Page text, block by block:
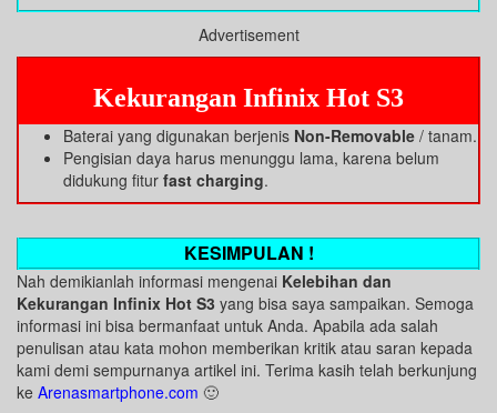
Advertisement
Kekurangan Infinix Hot S3
Baterai yang digunakan berjenis Non-Removable / tanam.
Pengisian daya harus menunggu lama, karena belum
didukung fitur fast charging.
KESIMPULAN !
Nah demikianlah informasi mengenai Kelebihan dan
Kekurangan Infinix Hot S3 yang bisa saya sampaikan. Semoga
informasi ini bisa bermanfaat untuk Anda. Apabila ada salah
penulisan atau kata mohon memberikan kritik atau saran kepada
kami demi sempurnanya artikel ini. Terima kasih telah berkunjung
ke Arenasmartphone.com 🙂